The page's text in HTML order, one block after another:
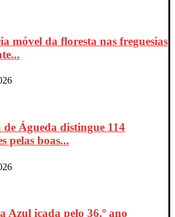
móvel da floresta nas freguesias
de Águeda distingue 114
pelas boas...
Azul içada pelo 36.º ano